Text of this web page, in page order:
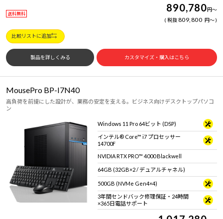
送料無料 890,780円～
税抜809,800 円～
比較リストに追加
製品を詳しくみる カスタマイズ・購入はこちら
MousePro BP-I7N40
高負荷を前提にした設計が、業務の安定を支える。ビジネス向けデスクトップパソコ
ン
Windows 11 Pro 64ビット (DSP)
インテル® Core™ i7 プロセッサー
14700F
NVIDIA RTX PRO™ 4000 Blackwell
64GB (32GB×2 / デュアルチャネル)
500GB (NVMe Gen4×4)
3年間センドバック修理保証・24時間
×365日電話サポート